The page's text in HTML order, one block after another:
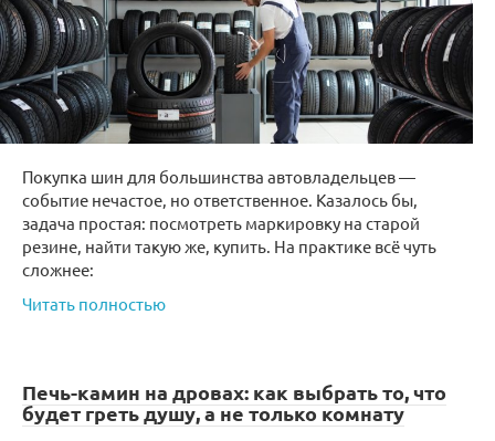
Покупка шин для большинства автовладельцев —
событие нечастое, но ответственное. Казалось бы,
задача простая: посмотреть маркировку на старой
резине, найти такую же, купить. На практике всё чуть
сложнее:
Читать полностью
Печь-камин на дровах: как выбрать то, что
будет греть душу, а не только комнату